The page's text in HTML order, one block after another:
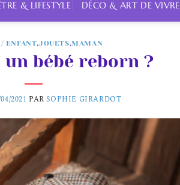
& LIFESTYLE DÉCO & ART DE VIVRE
ENFANT,JOUETS,MAMAN
un bébé reborn ?
2021 PARSOPHIE GIRARDOT